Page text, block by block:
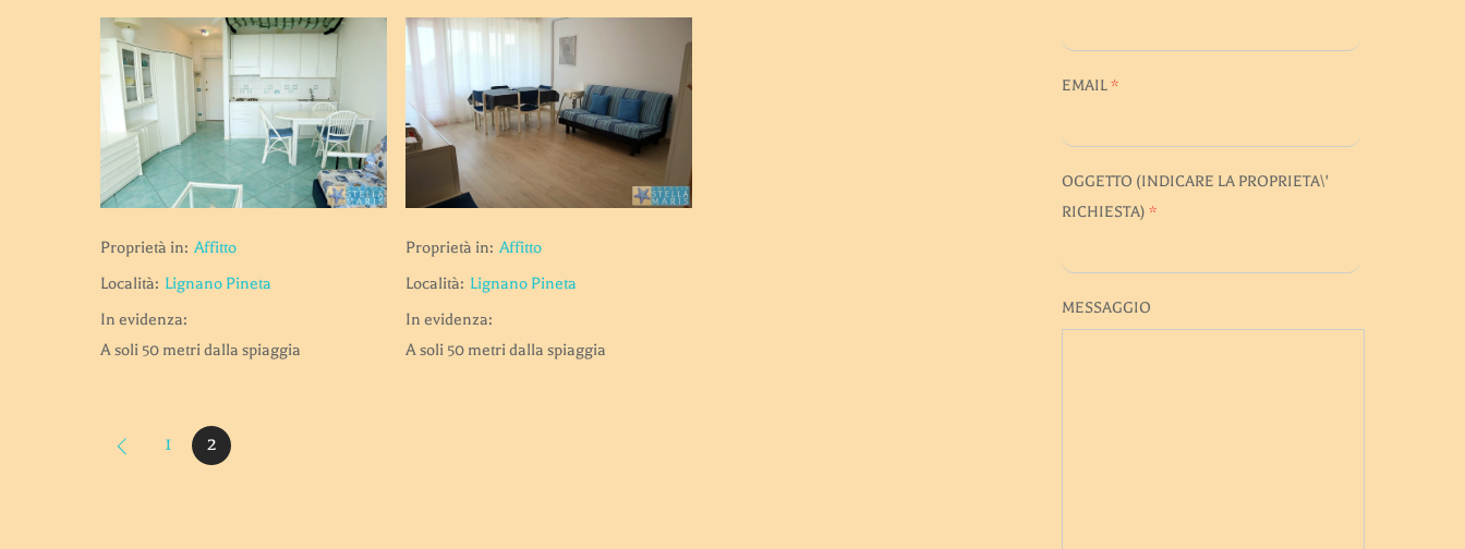
Proprietà in: Affitto
Località: Lignano Pineta
In evidenza:
A soli 50 metri dalla spiaggia
Proprietà in: Affitto
Località: Lignano Pineta
In evidenza:
A soli 50 metri dalla spiaggia
1 2
EMAIL*
OGGETTO (INDICARE LA PROPRIETA\'
RICHIESTA) *
MESSAGGIO